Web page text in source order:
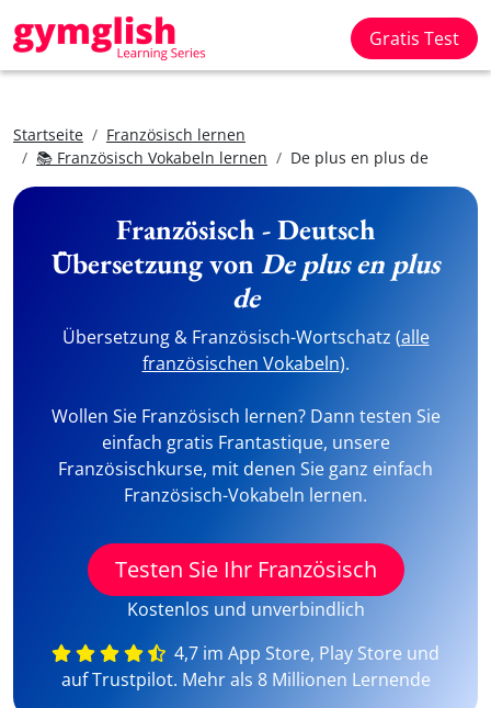
Gratis Test
Startseite
Französisch lernen
📚 Französisch Vokabeln lernen
De plus en plus de
Französisch - Deutsch
Übersetzung vonDe plus en plus
de
Übersetzung & Französisch-Wortschatz (alle
französischen Vokabeln).
Wollen Sie Französisch lernen? Dann testen Sie
einfach gratis Frantastique, unsere
Französischkurse, mit denen Sie ganz einfach
Französisch-Vokabeln lernen.
Testen Sie Ihr Französisch
Kostenlos und unverbindlich
4,7 im App Store, Play Store und
auf Trustpilot. Mehr als 8 Millionen Lernende